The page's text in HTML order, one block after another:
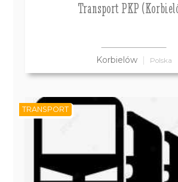
Transport PKP
Korbielów Polska
TRANSPORT